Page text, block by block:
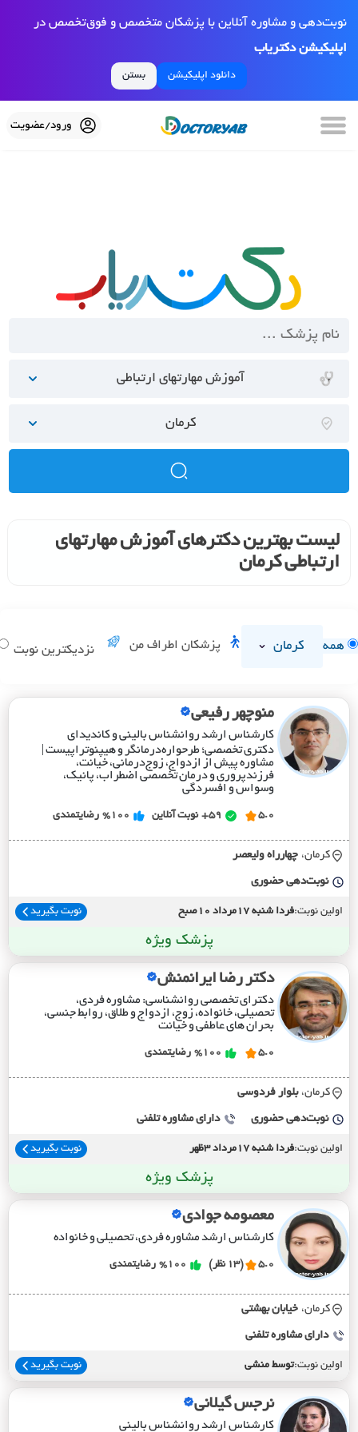
نوبت‌دهی و مشاوره آنلاین با پزشکان متخصص و فوق‌تخصص در
اپلیکیشن دکتریاب
دانلود اپلیکیشن بستن
ورود/عضویت
آموزش مهارتهای ارتباطی
کرمان
لیست بهترین دکترهای آموزش مهارتهای
ارتباطی کرمان
همه کرمان پزشکان اطراف من نزدیکترین نوبت
منوچهر رفیعی
کارشناس ارشد روانشناس بالینی و کاندیدای
دکتری تخصصی؛ طرحواره‌درمانگر و هیپنوتراپیست |
مشاوره پیش از ازدواج، زوج‌درمانی، خیانت،
فرزندپروری و درمان تخصصی اضطراب، پانیک،
وسواس و افسردگی
5.0
59+ نوبت آنلاین %100 رضایتمندی
کرمان، چهارراه وليعصر
نوبت‌دهی حضوری
اولین نوبت:فردا شنبه 17مرداد 10صبح نوبت بگیرید
پزشک ویژه
دکتر رضا ایرانمنش
دکترای تخصصی روانشناسی: مشاوره فردی،
تحصیلی، خانواده، زوج، ازدواج و طلاق، روابط جنسی،
بحران های عاطفی و خیانت
5.0
%100 رضایتمندی
کرمان، بلوار فردوسي
نوبت‌دهی حضوری دارای مشاوره تلفنی
اولین نوبت:فردا شنبه 17مرداد 3ظهر نوبت بگیرید
پزشک ویژه
معصومه جوادی
کارشناس ارشد مشاوره فردی، تحصیلی و خانواده
5.0 (13 نظر) %100 رضایتمندی
کرمان، خيابان بهشتي
دارای مشاوره تلفنی
اولین نوبت:توسط منشی نوبت بگیرید
نرجس گیلانی
کارشناس ارشد روانشناس بالینی